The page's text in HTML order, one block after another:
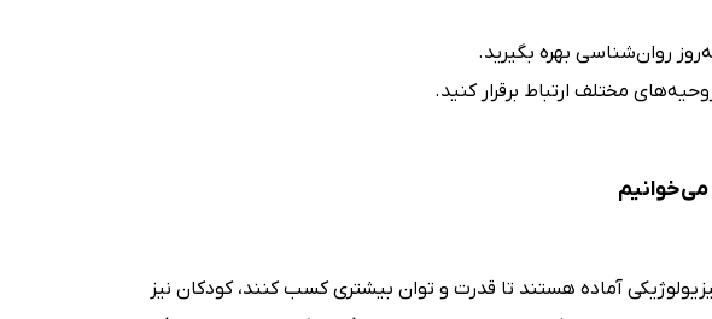
روان‌شناسی بهره بگیرید.
مختلف ارتباط برقرار کنید.
آماده هستند تا قدرت و توان بیشتری کسب کنند، کودکان نیز